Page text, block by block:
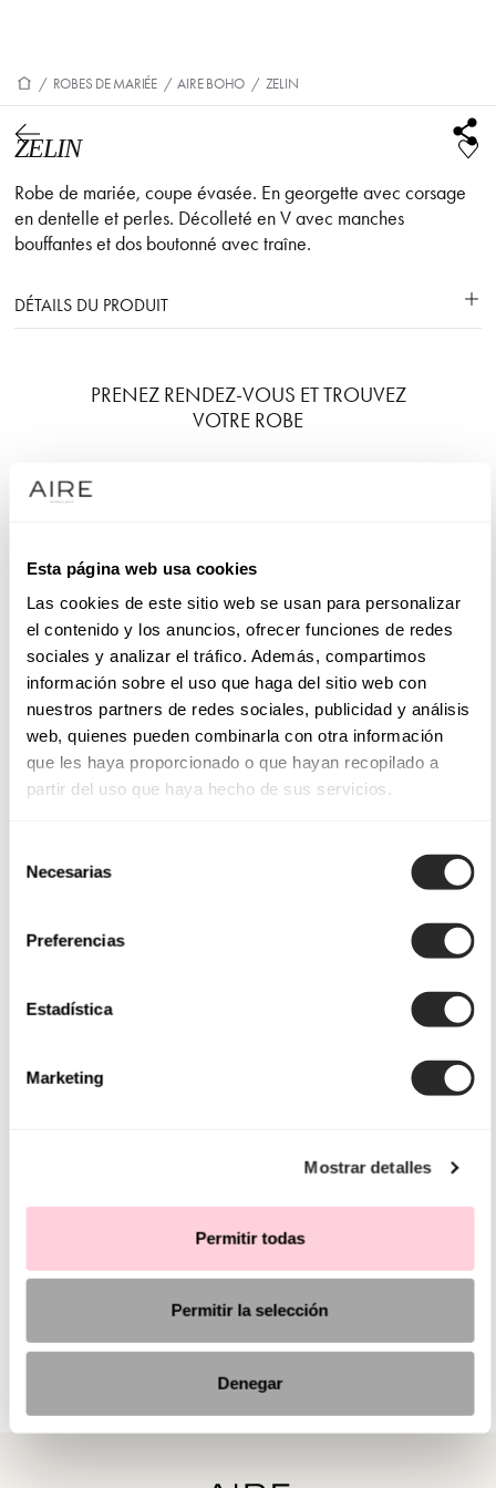
Esta página web usa cookies
Las cookies de este sitio web se usan para personalizar
el contenido y los anuncios, ofrecer funciones de redes
sociales y analizar el tráfico. Además, compartimos
información sobre el uso que haga del sitio web con
nuestros partners de redes sociales, publicidad y análisis
web, quienes pueden combinarla con otra información
que les haya proporcionado o que hayan recopilado a
partir del uso que haya hecho de sus servicios.
Necesarias
Preferencias
Estadística
Marketing
Mostrar detalles
Permitir todas
Permitir la selección
Denegar
/ ROBES DE MARIÉE / AIRE BOHO / ZELIN
ZELIN
Robe de mariée, coupe évasée. En georgette avec corsage
en dentelle et perles. Décolleté en V avec manches
bouffantes et dos boutonné avec traîne.
DÉTAILS DU PRODUIT
PRENEZ RENDEZ-VOUS ET TROUVEZ
VOTRE ROBE